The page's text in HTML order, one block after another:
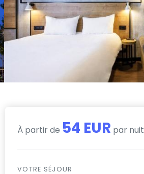
À partir de 54 EUR par nuit
VOTRE SÉJOUR